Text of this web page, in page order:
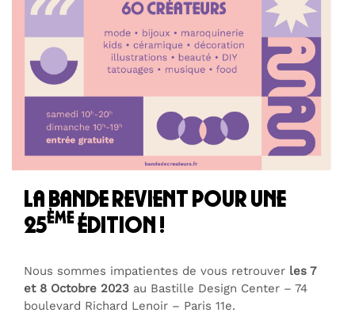
la bande revient pour une
25èmeédition !
Nous sommes impatientes de vous retrouver les 7
et 8 Octobre 2023 au Bastille Design Center – 74
boulevard Richard Lenoir – Paris 11e.